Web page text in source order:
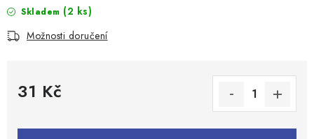
Skladem (2 ks)
Možnosti doručení
31 Kč